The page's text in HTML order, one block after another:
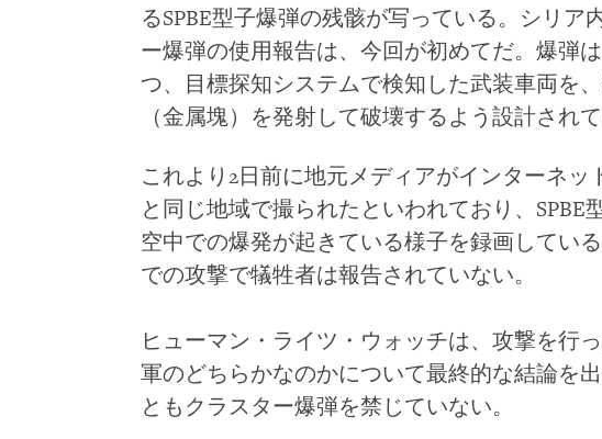
るSPBE型子爆弾の残骸が写っている。シリア
ー爆弾の使用報告は、今回が初めてだ。爆弾
つ、目標探知システムで検知した武装車両を
（金属塊）を発射して破壊するよう設計されて
これより2日前に地元メディアがインターネッ
と同じ地域で撮られたといわれており、SPBE
空中での爆発が起きている様子を録画してい
での攻撃で犠牲者は報告されていない。
ヒューマン・ライツ・ウォッチは、攻撃を行
軍のどちらかなのかについて最終的な結論を
ともクラスター爆弾を禁じていない。